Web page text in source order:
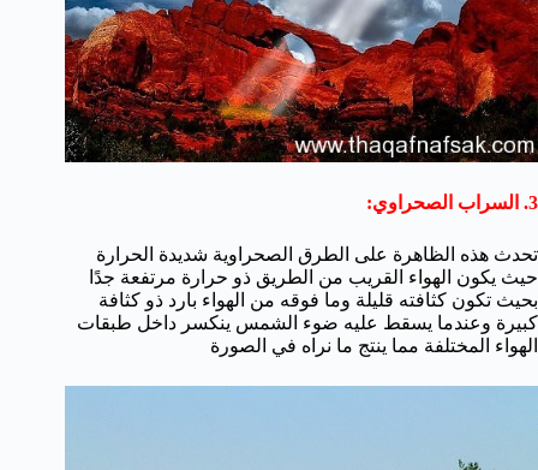
3. السراب الصحراوي:
تحدث هذه الظاهرة على الطرق الصحراوية شديدة الحرارة
حيث يكون الهواء القريب من الطريق ذو حرارة مرتفعة جدًا
بحيث تكون كثافته قليلة وما فوقه من الهواء بارد ذو كثافة
كبيرة وعندما يسقط عليه ضوء الشمس ينكسر داخل طبقات
الهواء المختلفة مما ينتج ما نراه في الصورة